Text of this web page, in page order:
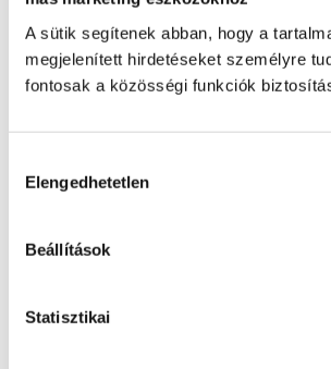
A sütik segítenek abban, hogy a
megjelenített hirdetéseket személyre
fontosak a közösségi funkciók
kiválasztása
Elengedhetetlen
Beállítások
Statisztikai
Tálcás
216-os
Táphenger/tálca (db)
216
Térállás (cm)